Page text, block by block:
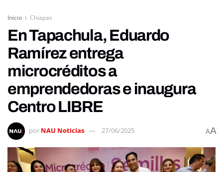
Inicio Chiapas
En Tapachula, Eduardo
Ramírez entrega
microcréditos a
emprendedoras e inaugura
Centro LIBRE
por NAU Noticias 27/06/2025 AA